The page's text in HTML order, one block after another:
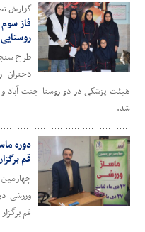
گزارش
فاز
طرح
دختران
هیئت پزشکی در دو روستا جنت آباد
شد.
دوره
قم
ورزشی
قم